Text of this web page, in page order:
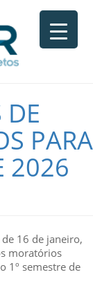
DE
PARA
2026
16 de janeiro,
moratórios
1º semestre de